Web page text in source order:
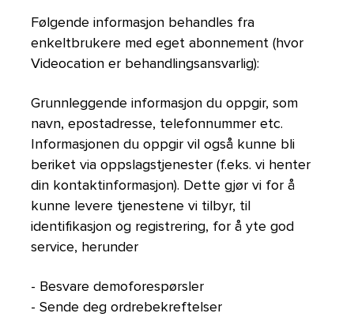
Følgende informasjon behandles fra
enkeltbrukere med eget abonnement (hvor
Videocation er behandlingsansvarlig):
Grunnleggende informasjon du oppgir, som
navn, epostadresse, telefonnummer etc.
Informasjonen du oppgir vil også kunne bli
beriket via oppslagstjenester (f.eks. vi henter
din kontaktinformasjon). Dette gjør vi for å
kunne levere tjenestene vi tilbyr, til
identifikasjon og registrering, for å yte god
service, herunder
- Besvare demoforespørsler
- Sende deg ordrebekreftelser